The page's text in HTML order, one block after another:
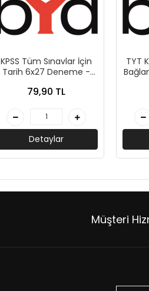
KPSS Tüm Sınavlar İçin
Tarih 6x27 Deneme -
79,90 TL
Detaylar
TYT
Müşteri